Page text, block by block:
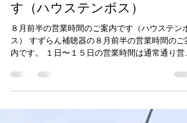
８月前半の営業時間のご案内で
す（ハウステンボス）
８月前半の営業時間のご案内です（ハウステンボ
しております。 営業日：月曜日〜土曜日 営業時
日）、１１日（山の日） 予約制の為、事前にお